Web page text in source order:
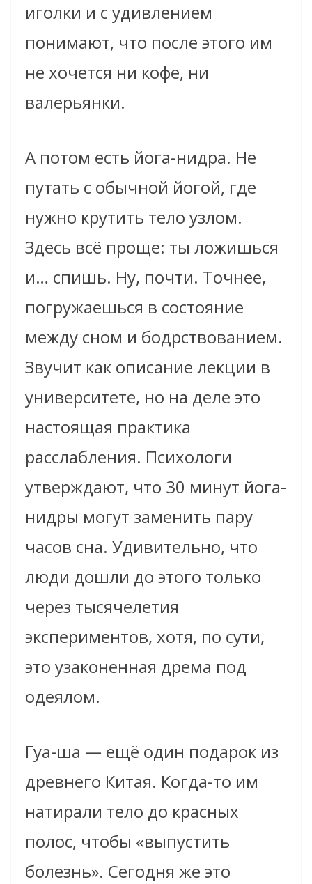
иголки и с удивлением
понимают, что после этого им
не хочется ни кофе, ни
валерьянки.
А потом есть йога-нидра. Не
путать с обычной йогой, где
нужно крутить тело узлом.
Здесь всё проще: ты ложишься
и… спишь. Ну, почти. Точнее,
погружаешься в состояние
между сном и бодрствованием.
Звучит как описание лекции в
университете, но на деле это
настоящая практика
расслабления. Психологи
утверждают, что 30 минут йога-
нидры могут заменить пару
часов сна. Удивительно, что
люди дошли до этого только
через тысячелетия
экспериментов, хотя, по сути,
это узаконенная дрема под
одеялом.
Гуа-ша — ещё один подарок из
древнего Китая. Когда-то им
натирали тело до красных
полос, чтобы «выпустить
болезнь». Сегодня же это